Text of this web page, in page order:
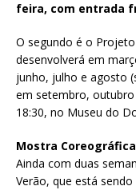
feira, com entrada
O segundo é o
desenvolverá em
junho, julho e agosto
em setembro,
18:30, no Museu do
Mostra
Ainda com duas
Verão, que está